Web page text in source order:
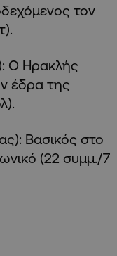
τον
Ο Ηρακλής
έδρα της
Βασικός στο
(22 συμμ./7